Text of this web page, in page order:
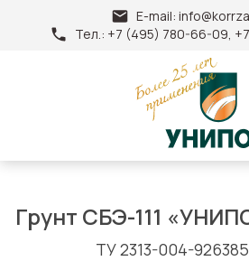
E-mail:
Тел.: +7 (495) 780-66-09,
Грунт СБЭ-111
ТУ 2313-004-